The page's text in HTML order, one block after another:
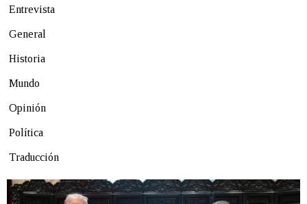
Entrevista
General
Historia
Mundo
Opinión
Política
Traducción